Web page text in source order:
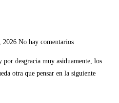
2026 No hay comentarios
desgracia muy asiduamente, los
otra que pensar en la siguiente